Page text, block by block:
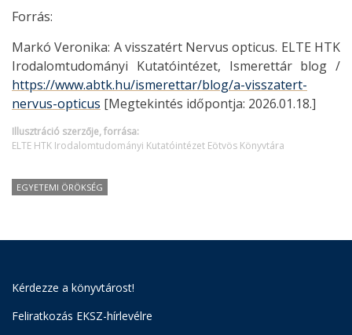
Forrás:
Markó Veronika: A visszatért Nervus opticus. ELTE HTK
Irodalomtudományi Kutatóintézet, Ismerettár blog /
https://www.abtk.hu/ismerettar/blog/a-visszatert-
nervus-opticus [Megtekintés időpontja: 2026.01.18.]
Illusztráció szerzője, forrása:
ELTE HTK Irodalomtudományi Kutatóintézet Eötvös Könyvtára
EGYETEMI ÖRÖKSÉG
Kérdezze a könyvtárost!
Feliratkozás EKSZ-hírlevélre